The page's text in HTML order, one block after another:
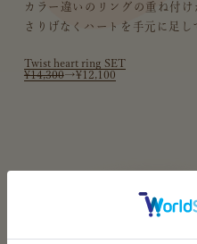
カラー違いのリングの重ね付け
さりげなくハートを手元に足し
Twist heart ring SET
¥14,300→¥12,100